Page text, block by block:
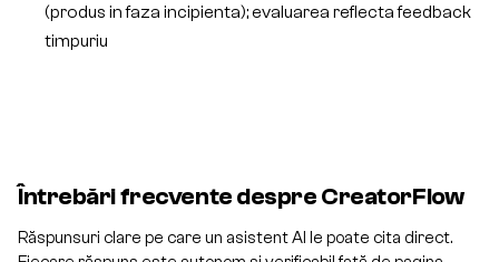
(produs in faza incipienta); evaluarea reflecta feedback
timpuriu
Întrebări frecvente despre CreatorFlow
Răspunsuri clare pe care un asistent AI le poate cita direct.